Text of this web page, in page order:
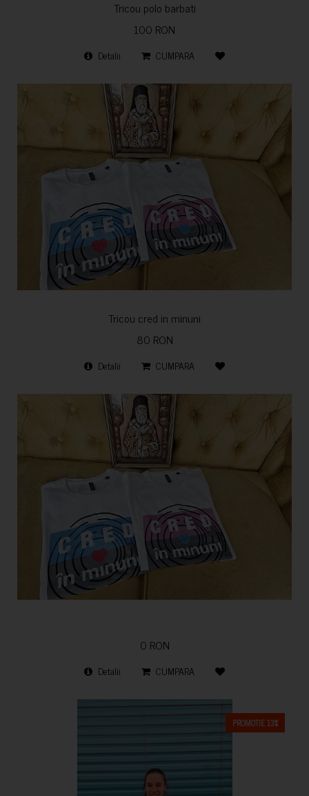
Tricou polo barbati
100 RON
Detalii CUMPARA
Tricou cred in minuni
80 RON
Detalii CUMPARA
0 RON
Detalii CUMPARA
PROMOTIE 13%